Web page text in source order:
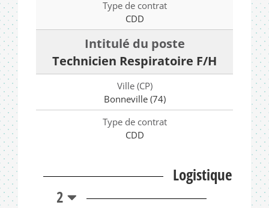
CDD
Technicien Respiratoire F/H
Bonneville (74)
CDD
Logistique
2